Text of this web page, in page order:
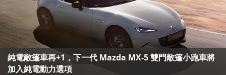
純電敞篷車再+1，下一代 Mazda MX-5 雙門敞篷小跑車將
加入純電動力選項